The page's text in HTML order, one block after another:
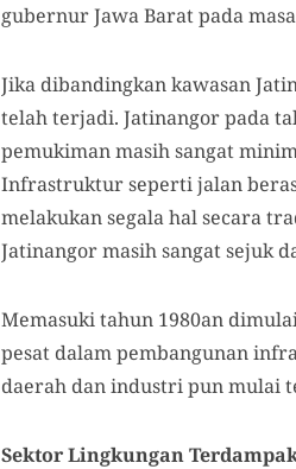
gubernur Jawa Barat pada
Jika dibandingkan kawasan
telah terjadi. Jatinangor pada
pemukiman masih sangat
Infrastruktur seperti jalan
melakukan segala hal secara
Jatinangor masih sangat sejuk
Memasuki tahun 1980an
pesat dalam pembangunan
daerah dan industri pun mulai
Sektor Lingkungan